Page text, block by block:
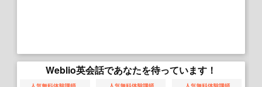
Weblio英会話であなたを待っています！